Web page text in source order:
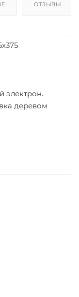
ОТЗЫВЫ
электрон.
деревом